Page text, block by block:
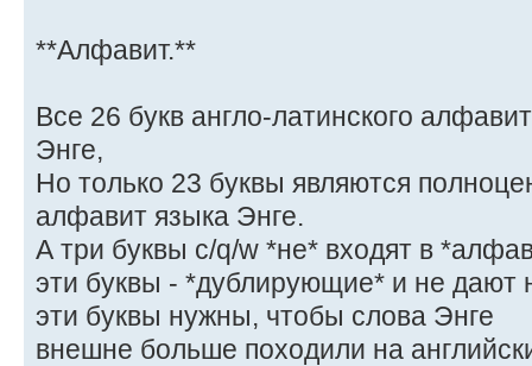
**Алфавит.**
Все 26 букв англо-латинского
Энге,
Но только 23 буквы являются
алфавит языка Энге.
А три буквы c/q/w *не* входят в
эти буквы - *дублирующие* и не дают
эти буквы нужны, чтобы слова Энге
внешне больше походили на